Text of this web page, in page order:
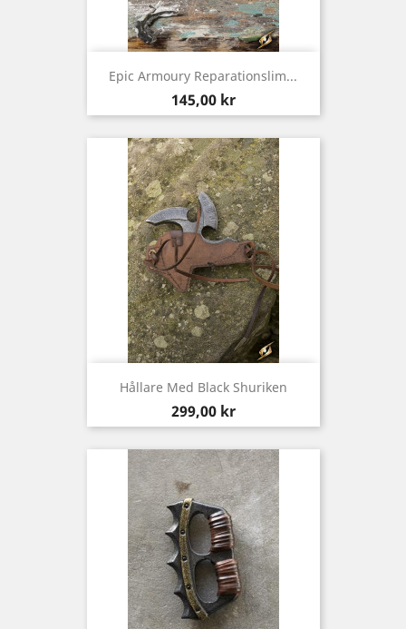
Epic Armoury Reparationslim...
Pris
145,00 kr
Hållare Med Black Shuriken
Pris
299,00 kr